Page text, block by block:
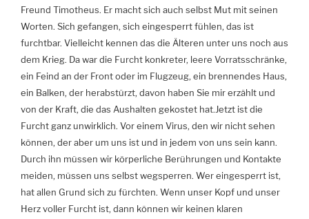
Freund Timotheus. Er macht sich auch selbst Mut mit seinen
Worten. Sich gefangen, sich eingesperrt fühlen, das ist
furchtbar. Vielleicht kennen das die Älteren unter uns noch aus
dem Krieg. Da war die Furcht konkreter, leere Vorratsschränke,
ein Feind an der Front oder im Flugzeug, ein brennendes Haus,
ein Balken, der herabstürzt, davon haben Sie mir erzählt und
von der Kraft, die das Aushalten gekostet hat.Jetzt ist die
Furcht ganz unwirklich. Vor einem Virus, den wir nicht sehen
können, der aber um uns ist und in jedem von uns sein kann.
Durch ihn müssen wir körperliche Berührungen und Kontakte
meiden, müssen uns selbst wegsperren. Wer eingesperrt ist,
hat allen Grund sich zu fürchten. Wenn unser Kopf und unser
Herz voller Furcht ist, dann können wir keinen klaren